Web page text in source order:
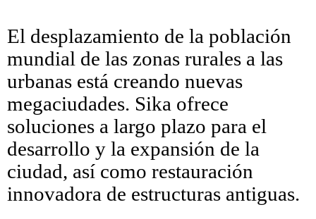
El desplazamiento de la población
mundial de las zonas rurales a las
urbanas está creando nuevas
megaciudades. Sika ofrece
soluciones a largo plazo para el
desarrollo y la expansión de la
ciudad, así como restauración
innovadora de estructuras antiguas.